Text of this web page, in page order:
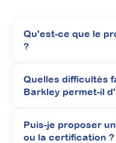
Formations
Qu'est-ce que le
?
Quelles difficultés
Barkley permet-il
Puis-je proposer
ou la certification ?